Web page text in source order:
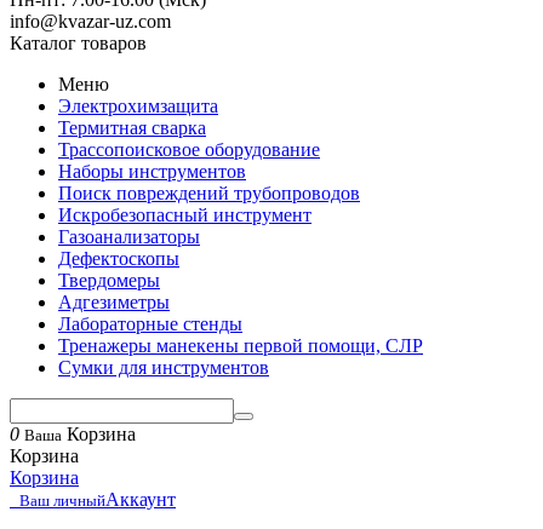
info@kvazar-uz.com
Каталог товаров
Меню
Электрохимзащита
Термитная сварка
Трассопоисковое оборудование
Наборы инструментов
Поиск повреждений трубопроводов
Искробезопасный инструмент
Газоанализаторы
Дефектоскопы
Твердомеры
Адгезиметры
Лабораторные стенды
Тренажеры манекены первой помощи, СЛР
Сумки для инструментов
0 Ваша Корзина
Корзина
Корзина
Ваш личныйАккаунт